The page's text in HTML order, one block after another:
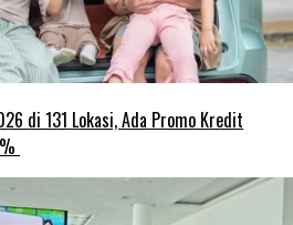
di 131 Lokasi, Ada Promo Kredit